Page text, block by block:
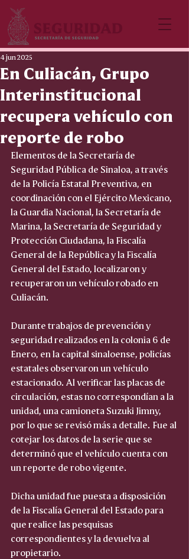
En Culiacán, Grupo
Interinstitucional
recupera vehículo con
reporte de robo
4 jun 2025
Elementos de la Secretaría de
Seguridad Pública de Sinaloa, a través
de la Policía Estatal Preventiva, en
coordinación con el Ejército Mexicano,
la Guardia Nacional, la Secretaría de
Marina, la Secretaría de Seguridad y
Protección Ciudadana, la Fiscalía
General de la República y la Fiscalía
General del Estado, localizaron y
recuperaron un vehículo robado en
Culiacán.
Durante trabajos de prevención y
seguridad realizados en la colonia 6 de
Enero, en la capital sinaloense, policías
estatales observaron un vehículo
estacionado. Al verificar las placas de
circulación, estas no correspondían a la
unidad, una camioneta Suzuki Jimny,
por lo que se revisó más a detalle. Fue al
cotejar los datos de la serie que se
determinó que el vehículo cuenta con
un reporte de robo vigente.
Dicha unidad fue puesta a disposición
de la Fiscalía General del Estado para
que realice las pesquisas
correspondientes y la devuelva al
propietario.